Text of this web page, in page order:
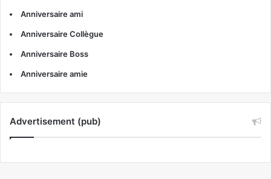
Anniversaire ami
Anniversaire Collègue
Anniversaire Boss
Anniversaire amie
Advertisement (pub)